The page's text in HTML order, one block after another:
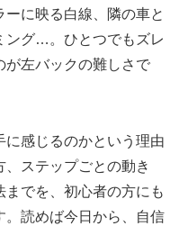
に映る白線、隣の車と
ング…。ひとつでもズレ
が左バックの難しさで
感じるのかという理由
ステップごとの動き
でを、初心者の方にも
。読めば今日から、自信